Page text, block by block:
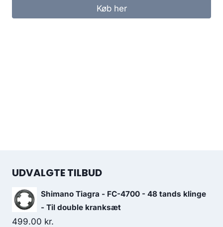
Køb her
UDVALGTE TILBUD
Shimano Tiagra - FC-4700 - 48 tands klinge
- Til double kranksæt
499.00 kr.